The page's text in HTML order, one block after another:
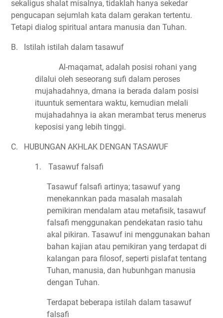
sekaligus shalat misalnya, tidaklah hanya sekedar
pengucapan sejumlah kata dalam gerakan tertentu.
Tetapi dialog spiritual antara manusia dan Tuhan.
Istilah istilah dalam tasawuf
Al-maqamat, adalah posisi rohani yang
dilalui oleh seseorang sufi dalam peroses
mujahadahnya, dmana ia berada dalam posisi
ituuntuk sementara waktu, kemudian melali
mujahadahnya ia akan merambat terus menerus
keposisi yang lebih tinggi.
HUBUNGAN AKHLAK DENGAN TASAWUF
1. Tasawuf falsafi
Tasawuf falsafi artinya; tasawuf yang
menekannkan pada masalah masalah
pemikiran mendalam atau metafisik, tasawuf
falsafi menggunakan pendekatan rasio tahu
akal pikiran. Tasawuf ini menggunakan bahan
bahan kajian atau pemikiran yang terdapat di
kalangan para filosof, seperti pislafat tentang
Tuhan, manusia, dan hubunhgan manusia
dengan Tuhan.
Terdapat beberapa istilah dalam tasawuf
falsafi